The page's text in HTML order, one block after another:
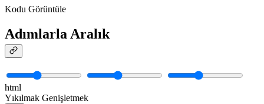
Kodu Görüntüle
Adımlarla Aralık
html
Yıkılmak Genişletmek